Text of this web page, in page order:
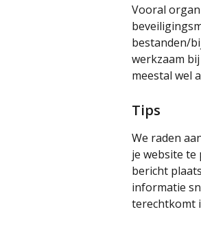
Vooral
bestanden/
werkzaam
meestal wel
Tips
We raden
je website te
bericht
informatie
terechtkomt